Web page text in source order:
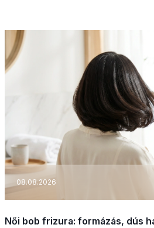
08.08.2026
Női bob frizura: formázás, dús